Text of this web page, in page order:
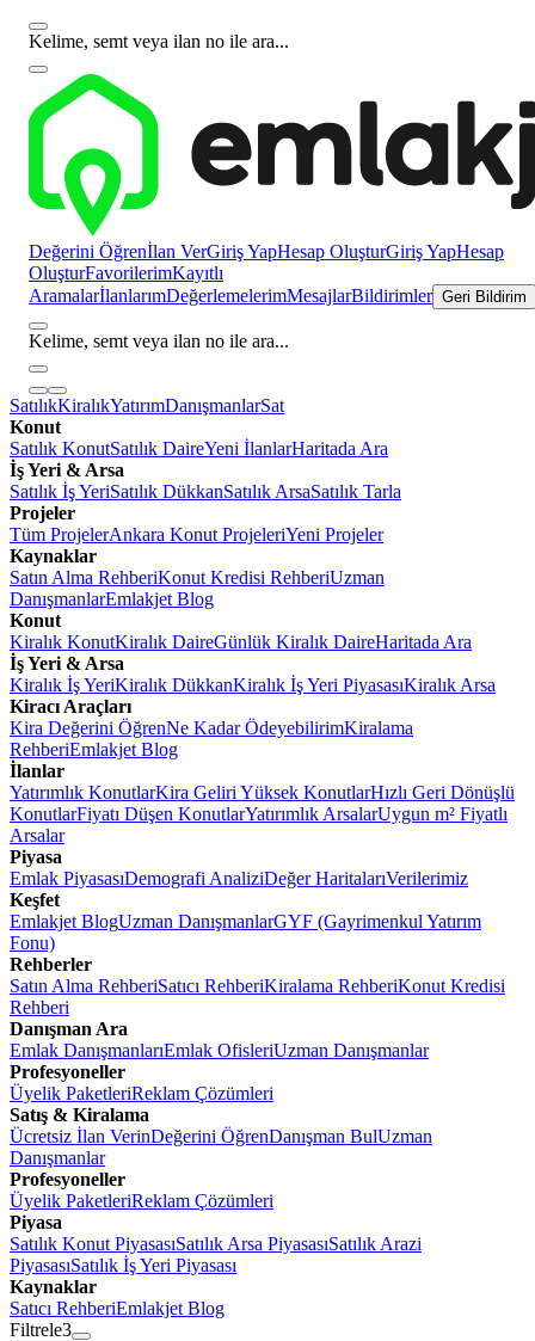
Kelime, semt veya ilan no ile ara...
Değerini Öğrenİlan VerGiriş YapHesap OluşturGiriş YapHesap
OluşturFavorilerimKayıtlı
AramalarİlanlarımDeğerlemelerimMesajlarBildirimler Geri Bildirim
Kelime, semt veya ilan no ile ara...
SatılıkKiralıkYatırımDanışmanlarSat
Konut
Satılık KonutSatılık DaireYeni İlanlarHaritada Ara
İş Yeri & Arsa
Satılık İş YeriSatılık DükkanSatılık ArsaSatılık Tarla
Projeler
Tüm ProjelerAnkara Konut ProjeleriYeni Projeler
Kaynaklar
Satın Alma RehberiKonut Kredisi RehberiUzman
DanışmanlarEmlakjet Blog
Konut
Kiralık KonutKiralık DaireGünlük Kiralık DaireHaritada Ara
İş Yeri & Arsa
Kiralık İş YeriKiralık DükkanKiralık İş Yeri PiyasasıKiralık Arsa
Kiracı Araçları
Kira Değerini ÖğrenNe Kadar ÖdeyebilirimKiralama
RehberiEmlakjet Blog
İlanlar
Yatırımlık KonutlarKira Geliri Yüksek KonutlarHızlı Geri Dönüşlü
KonutlarFiyatı Düşen KonutlarYatırımlık ArsalarUygun m² Fiyatlı
Arsalar
Piyasa
Emlak PiyasasıDemografi AnaliziDeğer HaritalarıVerilerimiz
Keşfet
Emlakjet BlogUzman DanışmanlarGYF (Gayrimenkul Yatırım
Fonu)
Rehberler
Satın Alma RehberiSatıcı RehberiKiralama RehberiKonut Kredisi
Rehberi
Danışman Ara
Emlak DanışmanlarıEmlak OfisleriUzman Danışmanlar
Profesyoneller
Üyelik PaketleriReklam Çözümleri
Satış & Kiralama
Ücretsiz İlan VerinDeğerini ÖğrenDanışman BulUzman
Danışmanlar
Profesyoneller
Üyelik PaketleriReklam Çözümleri
Piyasa
Satılık Konut PiyasasıSatılık Arsa PiyasasıSatılık Arazi
PiyasasıSatılık İş Yeri Piyasası
Kaynaklar
Satıcı RehberiEmlakjet Blog
Filtrele3